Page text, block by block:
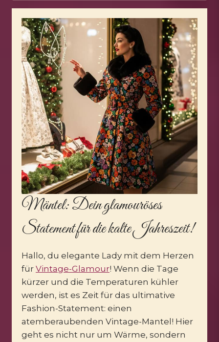
Mäntel: Dein glamouröses
Statement für die kalte Jahreszeit!
Hallo, du elegante Lady mit dem Herzen
für Vintage-Glamour! Wenn die Tage
kürzer und die Temperaturen kühler
werden, ist es Zeit für das ultimative
Fashion-Statement: einen
atemberaubenden Vintage-Mantel! Hier
geht es nicht nur um Wärme, sondern